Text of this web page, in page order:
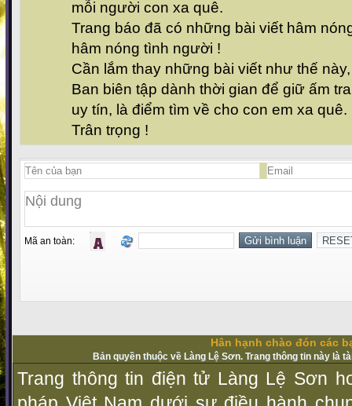
mỗi người con xa quê.
Trang báo đã có những bài viết hâm
hâm nóng tình người !
Cần lắm thay những bài viết như thế
Ban biên tập dành thời gian để giữ ấm
uy tín, là điểm tìm về cho con em xa quê.
Trân trọng !
Mã an toàn:
Hân hạnh chào đón các
Bản quyền thuộc về Làng Lệ Sơn. Trang thông tin này là
Trang thông tin điện tử Làng Lệ Sơn